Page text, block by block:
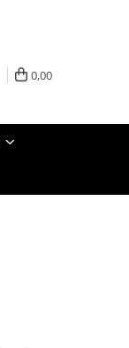
0,00